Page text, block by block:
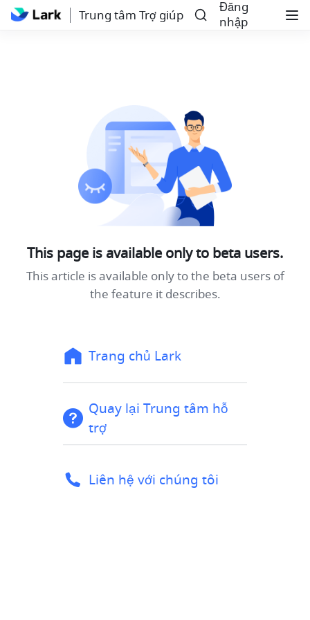
Trung tâm Trợ giúp
Đăng
nhập
This page is available only to beta users.
This article is available only to the beta users of
the feature it describes.
Trang chủ Lark
Quay lại Trung tâm hỗ
trợ
Liên hệ với chúng tôi